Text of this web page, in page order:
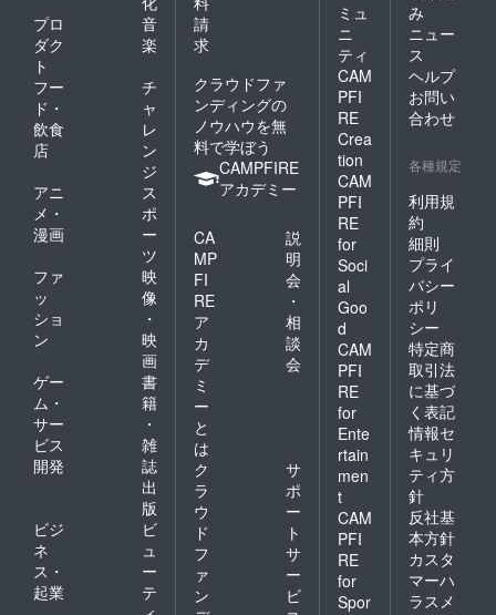
プロ
ダク
ト
音
楽
フー
ド・
飲食
店
チ
ャ
レ
ン
ジ
アニ
メ・
漫画
ス
ポ
ー
ツ
ファ
ッ
ショ
ン
映
像
・
映
画
ゲー
ム・
サー
ビス
開発
書
籍
・
雑
誌
出
版
ビジ
ネ
ス・
起業
ビ
ュ
ー
テ
請
求
クラウドファ
ンディングの
ノウハウを無
料で学ぼう
CAMPFIRE
アカデミー
CA
MP
FI
RE
ア
カ
デ
ミ
ー
と
は
説
明
会
・
相
談
会
ク
ラ
ウ
ド
フ
ァ
ン
サ
ポ
ー
ト
サ
ー
ビ
ミュ
ニ
ティ
CAM
PFI
RE
Crea
tion
CAM
PFI
RE
for
Soci
al
Goo
d
CAM
PFI
RE
for
Ente
rtain
men
t
CAM
PFI
RE
for
Spor
み
ニュー
ス
ヘルプ
お問い
合わせ
各種規定
利用規
約
細則
プライ
バシー
ポリ
シー
特定商
取引法
に基づ
く表記
情報セ
キュリ
ティ方
針
反社基
本方針
カスタ
マーハ
ラスメ